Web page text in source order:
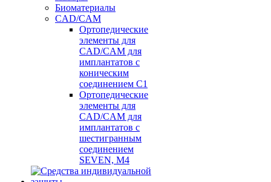
Биоматериалы
CAD/CAM
Ортопедические
элементы для
CAD/CAM для
имплантатов с
коническим
соединением С1
Ортопедические
элементы для
CAD/CAM для
имплантатов с
шестигранным
соединением
SEVEN, М4